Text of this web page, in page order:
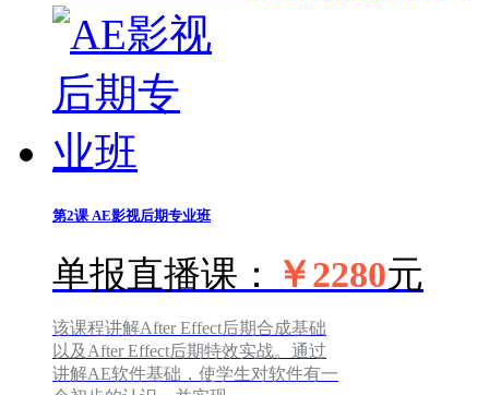
第2课 AE影视后期专业班
单报直播课： ￥2280元
该课程讲解After Effect后期合成基础
以及After Effect后期特效实战。通过
讲解AE软件基础，使学生对软件有一